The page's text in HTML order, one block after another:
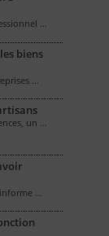
…
biens
…
un …
…